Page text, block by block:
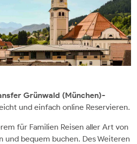
Grünwald (München)-
und einfach online Reservieren.
für Familien Reisen aller Art von
und bequem buchen. Des Weiteren